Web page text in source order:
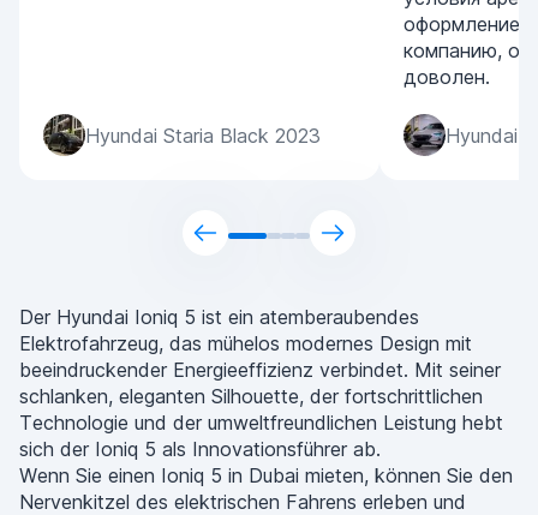
Hyundai Staria Black 2023
оформление.
компанию,
доволен.
Hyundai
Der Hyundai Ioniq 5 ist ein atemberaubendes
Elektrofahrzeug, das mühelos modernes Design mit
beeindruckender Energieeffizienz verbindet. Mit seiner
schlanken, eleganten Silhouette, der fortschrittlichen
Technologie und der umweltfreundlichen Leistung hebt
sich der Ioniq 5 als Innovationsführer ab.
Wenn Sie einen Ioniq 5 in Dubai mieten, können Sie den
Nervenkitzel des elektrischen Fahrens erleben und